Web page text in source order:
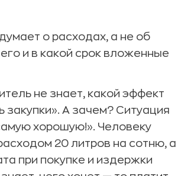
о расходах, а не об
и в какой срок вложенные
не знает, какой эффект
закупки». А зачем? Ситуация
хорошую!». Человеку
20 литров на сотню, а
при покупке и издержки